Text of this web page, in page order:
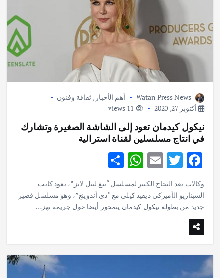
Watan Press News أهم الأخبار ,ثقافة وفنون
أكتوبر 27, 2020
نيكول كيدمان تعود إلى الشاشة الصغيرة وتشارك
في انتاج مسلسلين لقناة استرالية
F
ac
e
b
o
k
T
w
it
te
E
m
ai
l
W
h
at
s
p
p
S
h
ar
e
وكالات بعد النجاح الكبير لمسلسل “بيغ ليتل لايز”، يعود كاتب
السيناريو الأميركي ديفيد كيلي مع “ذي أندوينغ”، وهو مسلسل قصير
جديد من بطولة نيكول كيدمان يتمحور أيضا حول جريمة تهز…